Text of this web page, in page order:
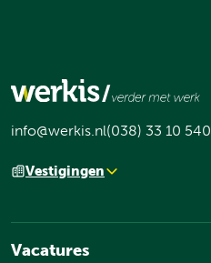
info@werkis.nl(038) 33 10 540
Vestigingen
Vacatures